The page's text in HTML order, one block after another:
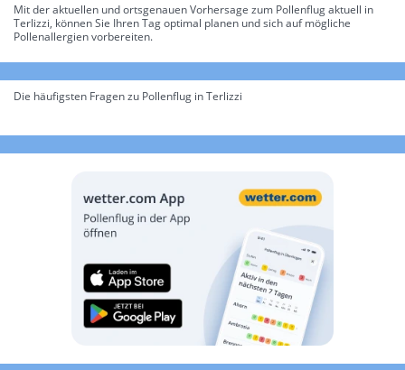
Mit der aktuellen und ortsgenauen Vorhersage zum Pollenflug aktuell in
Terlizzi, können Sie Ihren Tag optimal planen und sich auf mögliche
Pollenallergien vorbereiten.
Die häufigsten Fragen zu Pollenflug in Terlizzi